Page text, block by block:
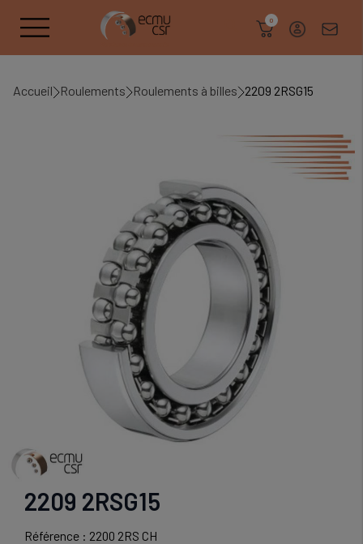
0
Accueil Roulements Roulements à billes 2209 2RSG15
2209 2RSG15
Référence : 2200 2RS CH